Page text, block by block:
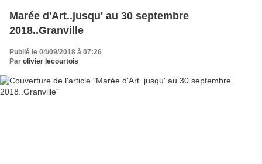
Marée d'Art..jusqu' au 30 septembre
2018..Granville
Publié le 04/09/2018 à 07:26
Par olivier lecourtois